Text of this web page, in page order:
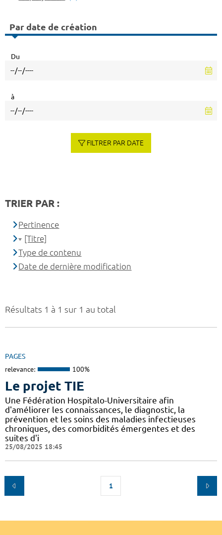
Résultats 1 à 1 sur 1 au total
PAGES
relevance: 100%
Le projet TIE
Une Fédération Hospitalo-Universitaire afin
d'améliorer les connaissances, le diagnostic, la
prévention et les soins des maladies infectieuses
chroniques, des comorbidités émergentes et des
suites d'i
25/08/2025 18:45
1
Par date de création
Du
à
FILTRER PAR DATE
TRIER PAR :
Pertinence
[Titre]
Type de contenu
Date de dernière modification